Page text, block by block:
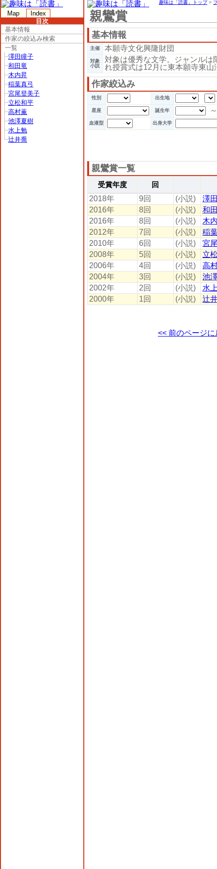
Map
Index
目次
基本情報
作家の絞込み検索
一覧
澤田瞳子
和田竜
木内昇
稲葉真弓
宮尾登美子
立松和平
高村薫
池澤夏樹
水上勉
辻井喬
趣味は「読書」トップ>
親鸞賞
基本情報
主催 本願寺文化興隆財団
対象
小説
対象は優秀な文学。ジャンル
れ授賞式は12月に東本願寺東山
作家絞込み
性別 出生地
星座 誕生年
血液型 出身大学
親鸞賞一覧
受賞年度 回
2018年 9回 (小説)
澤
2016年
8回 (小説)
和
2016年
8回 (小説)
木
2012年
7回 (小説)
稲
2010年
6回 (小説)
宮
2008年
5回 (小説)
立
2006年
4回 (小説)
高
2004年
3回 (小説)
池
2002年
2回 (小説)
水
2000年
1回 (小説) 辻
<< 前のページに